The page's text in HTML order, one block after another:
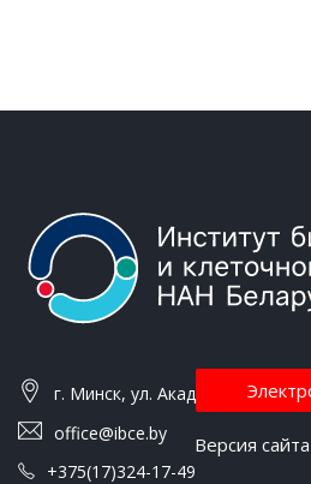
г. Минск, ул. Академическая, 27
office@ibce.by
+375(17)324-17-49
Версия